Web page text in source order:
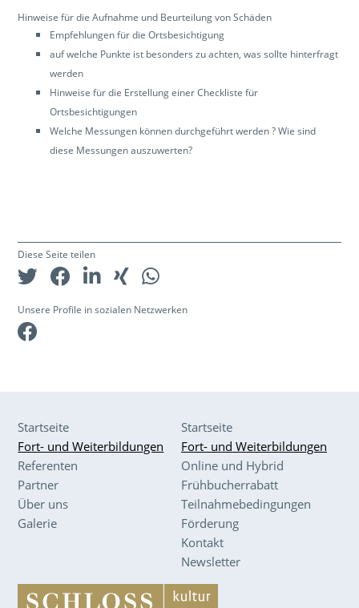
Hinweise für die Aufnahme und Beurteilung von Schäden
Empfehlungen für die Ortsbesichtigung
auf welche Punkte ist besonders zu achten, was sollte hinterfragt
werden
Hinweise für die Erstellung einer Checkliste für
Ortsbesichtigungen
Welche Messungen können durchgeführt werden ? Wie sind
diese Messungen auszuwerten?
Diese Seite teilen
Unsere Profile in sozialen Netzwerken
Startseite
Fort- und Weiterbildungen
Referenten
Partner
Über uns
Galerie
Startseite
Fort- und Weiterbildungen
Online und Hybrid
Frühbucherrabatt
Teilnahmebedingungen
Förderung
Kontakt
Newsletter